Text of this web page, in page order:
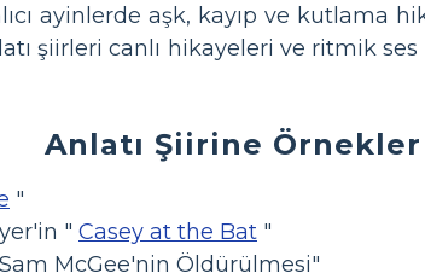
ayinlerde aşk, kayıp ve kutlama
şiirleri canlı hikayeleri ve ritmik ses
Anlatı Şiirine Örnekler
"
" Casey at the Bat "
McGee'nin Öldürülmesi"